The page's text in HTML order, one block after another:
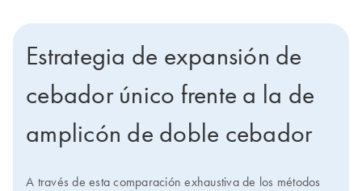
Estrategia de expansión de
cebador único frente a la de
amplicón de doble cebador
A través de esta comparación exhaustiva de los métodos